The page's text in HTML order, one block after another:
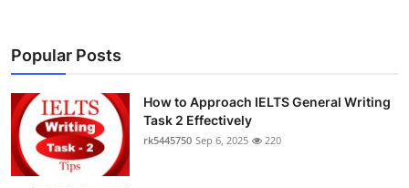
Popular Posts
How to Approach IELTS General Writing
Task 2 Effectively
rk5445750 Sep 6, 2025 220